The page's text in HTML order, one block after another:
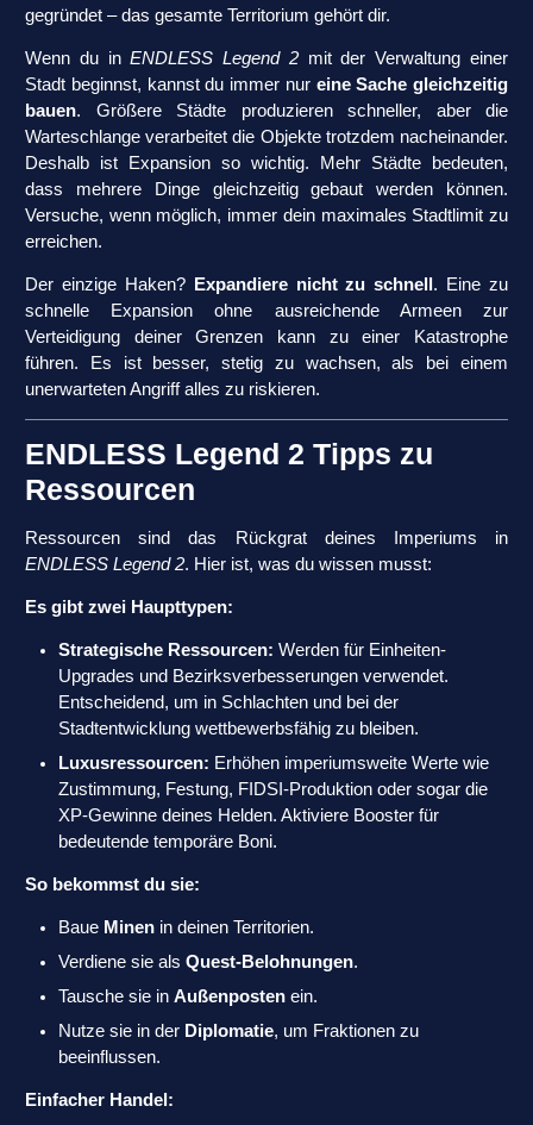
gegründet – das gesamte Territorium gehört dir.
Wenn du inENDLESS Legend 2mit der Verwaltung einer
Stadt beginnst, kannst du immer nur eine Sache gleichzeitig
bauen. Größere Städte produzieren schneller, aber die
Warteschlange verarbeitet die Objekte trotzdem nacheinander.
Deshalb ist Expansion so wichtig. Mehr Städte bedeuten,
dass mehrere Dinge gleichzeitig gebaut werden können.
Versuche, wenn möglich, immer dein maximales Stadtlimit zu
erreichen.
Der einzige Haken? Expandiere nicht zu schnell . Eine zu
schnelle Expansion ohne ausreichende Armeen zur
Verteidigung deiner Grenzen kann zu einer Katastrophe
führen. Es ist besser, stetig zu wachsen, als bei einem
unerwarteten Angriff alles zu riskieren.
ENDLESS Legend 2 Tipps zu
Ressourcen
Ressourcen sind das Rückgrat deines Imperiums in
ENDLESS Legend 2. Hier ist, was du wissen musst:
Es gibt zwei Haupttypen:
Strategische Ressourcen: Werden für Einheiten-
Upgrades und Bezirksverbesserungen verwendet.
Entscheidend, um in Schlachten und bei der
Stadtentwicklung wettbewerbsfähig zu bleiben.
Luxusressourcen: Erhöhen imperiumsweite Werte wie
Zustimmung, Festung, FIDSI-Produktion oder sogar die
XP-Gewinne deines Helden. Aktiviere Booster für
bedeutende temporäre Boni.
So bekommst du sie:
Baue Minen in deinen Territorien.
Verdiene sie als Quest-Belohnungen.
Tausche sie in Außenposten ein.
Nutze sie in der Diplomatie, um Fraktionen zu
beeinflussen.
Einfacher Handel: